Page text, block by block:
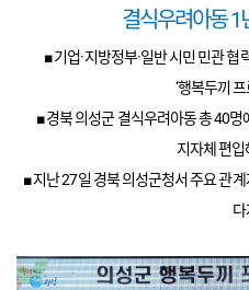
결식우려아동1
■ 기업·지방정부·일반 시민 민관
‘행복두끼
■ 경북 의성군 결식우려아동 총40명
지자체 편입
■ 지난27일 경북 의성군청서 주요 관
다